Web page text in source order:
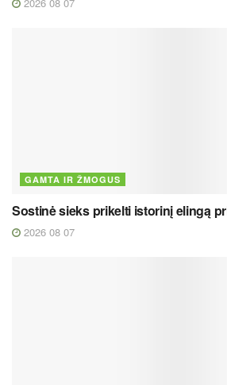
GAMTA IR ŽMOGUS
Sostinė sieks prikelti istorinį elingą
2026 08 07